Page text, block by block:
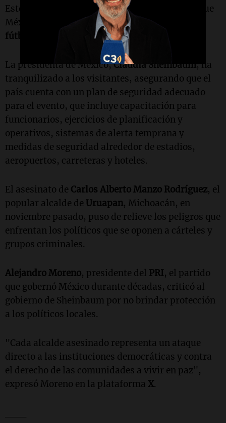
Este homicidio se produce en un momento en que
México está siendo sede de la
fútbol
, junto a Estados Unidos y Canadá.
La presidenta de México,Claudia Sheinbaum, ha
tranquilizado a los visitantes, asegurando que el
país cuenta con un plan de seguridad adecuado
para el evento, que incluye capacitación para
funcionarios, ejercicios de planificación y
operativos, sistemas de alerta temprana y
medidas de seguridad alrededor de estadios,
aeropuertos, carreteras y hoteles.
El asesinato de Carlos Alberto Manzo Rodríguez, el
popular alcalde de Uruapan, Michoacán, en
noviembre pasado, puso de relieve los peligros que
enfrentan los políticos que se oponen a cárteles y
grupos criminales.
Alejandro Moreno, presidente del PRI, el partido
que gobernó México durante décadas, criticó al
gobierno de Sheinbaum por no brindar protección
a los políticos locales.
"Cada alcalde asesinado representa un ataque
directo a las instituciones democráticas y contra
el derecho de las comunidades a vivir en paz",
expresó Moreno en la plataforma X.